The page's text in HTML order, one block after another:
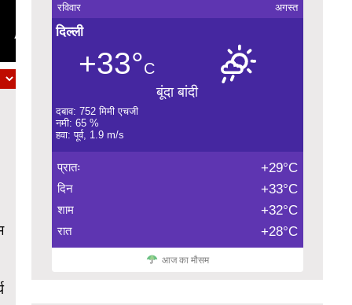
रविवार अगस्त
दिल्ली
+33°C
बूंदा बांदी
दबाव: 752 मिमी एचजी
नमी: 65 %
हवा: पूर्व, 1.9 m/s
प्रातः +29°C
दिन +33°C
शाम +32°C
रात +28°C
आज का मौसम